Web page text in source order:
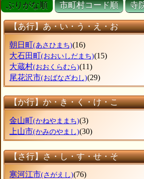
ぶりがな順 市町村コード順 寺
【あ行】あ・い・う・え・お
朝日町(あさひまち)(16)
大石田町(おおいしだまち)(15)
大蔵村(おおくらむら)(11)
尾花沢市(おばなざわし)(29)
【か行】か・き・く・け・こ
金山町(かねやままち)(3)
上山市(かみのやまし)(30)
【さ行】さ・し・す・せ・そ
寒河江市(さがえし)(76)